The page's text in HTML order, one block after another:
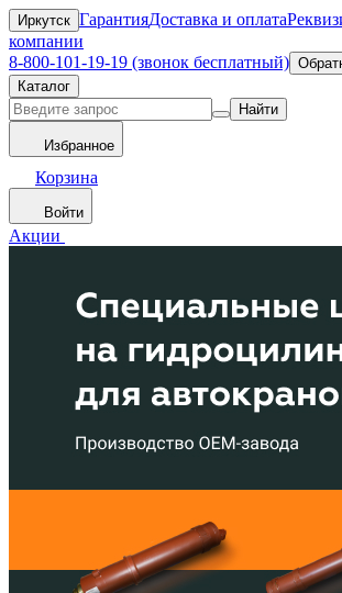
Иркутск ГарантияДоставка и оплата
компании
8-800-101-19-19 (звонок бесплатный)
Каталог
Найти
Избранное
Корзина
Войти
Акции